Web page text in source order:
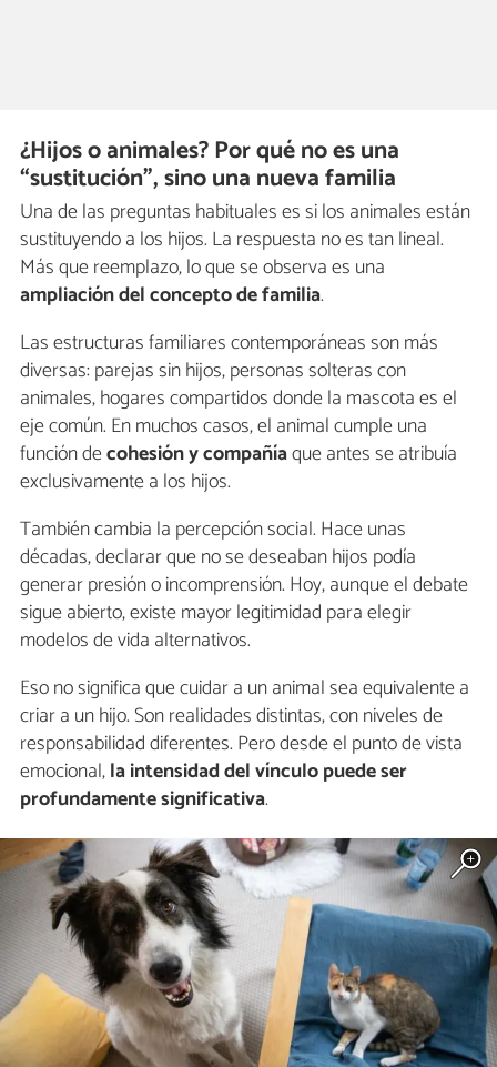
¿Hijos o animales? Por qué no es una
“sustitución”, sino una nueva familia
Una de las preguntas habituales es si los animales están
sustituyendo a los hijos. La respuesta no es tan lineal.
Más que reemplazo, lo que se observa es una
ampliación del concepto de familia.
Las estructuras familiares contemporáneas son más
diversas: parejas sin hijos, personas solteras con
animales, hogares compartidos donde la mascota es el
eje común. En muchos casos, el animal cumple una
función decohesión y compañíaque antes se atribuía
exclusivamente a los hijos.
También cambia la percepción social. Hace unas
décadas, declarar que no se deseaban hijos podía
generar presión o incomprensión. Hoy, aunque el debate
sigue abierto, existe mayor legitimidad para elegir
modelos de vida alternativos.
Eso no significa que cuidar a un animal sea equivalente a
criar a un hijo. Son realidades distintas, con niveles de
responsabilidad diferentes. Pero desde el punto de vista
emocional,la intensidad del vínculo puede ser
profundamente significativa.